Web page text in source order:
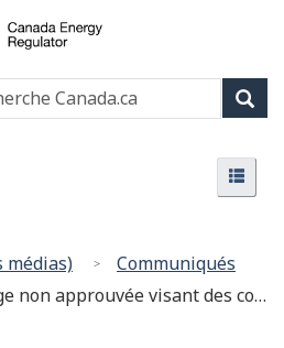
Passer
au
contenu
principal
Version
HTML
simplifiée
médias)
Communiqués
des contrats relatifs à sa canalisation principale au Canada